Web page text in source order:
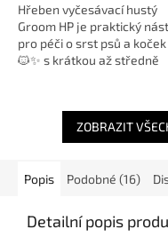
Hřeben vyčesávací hustý
Groom HP je praktický
pro péči o srst psů a koček
🐱✨ s krátkou až středně
hustému uspořádání...
ZOBRAZIT
Popis Podobné (16)
Detailní popis